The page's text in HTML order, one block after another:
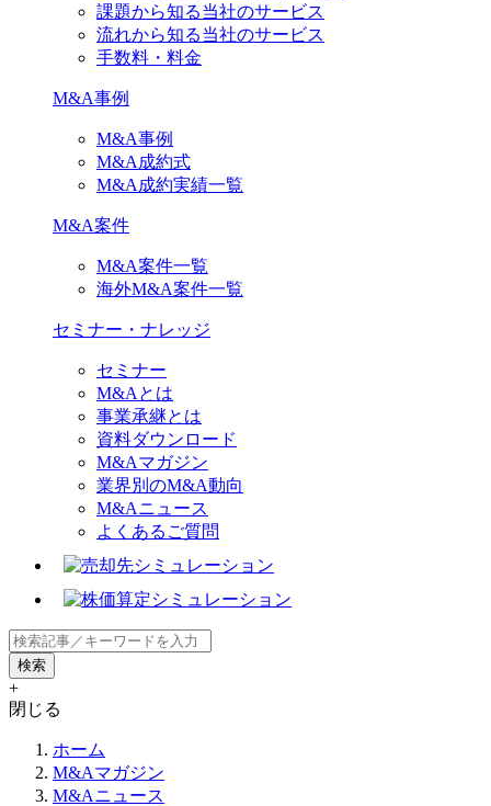
課題から知る当社のサービス
流れから知る当社のサービス
手数料・料金
M&A事例
M&A事例
M&A成約式
M&A成約実績一覧
M&A案件
M&A案件一覧
海外M&A案件一覧
セミナー・ナレッジ
セミナー
M&Aとは
事業承継とは
資料ダウンロード
M&Aマガジン
業界別のM&A動向
M&Aニュース
よくあるご質問
+
閉じる
ホーム
M&Aマガジン
M&Aニュース